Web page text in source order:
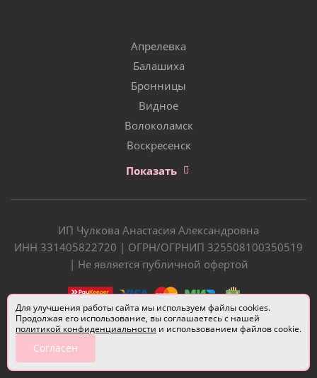
Апрелевка
Балашиха
Бронницы
Видное
Волоколамск
Воскресенск
Показать
ИП Чулкова Анастасия Александровна
ИНН 331405822720 | ОГРН/ОГРНИП 325508100350519
| Не является публичной офертой
Разработчик сайта —
Для улучшения работы сайта мы используем файлы cookies.
Продолжая его использование, вы соглашаетесь с нашей
политикой конфиденциальности и использованием файлов cookie.
Согласен